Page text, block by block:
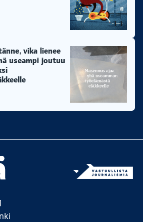
vika lienee
useampi joutuu